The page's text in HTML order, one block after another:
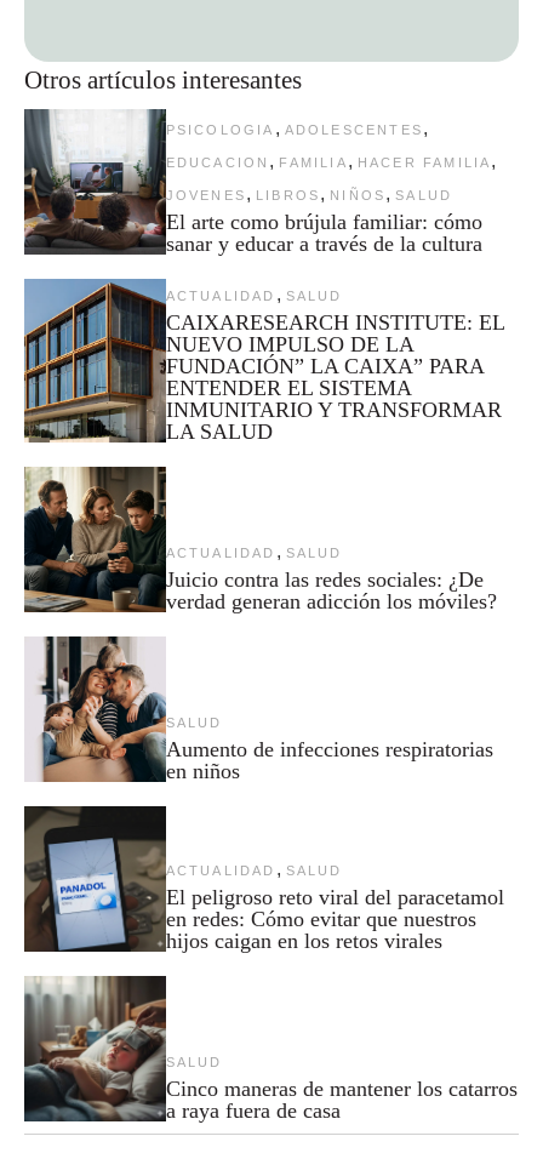
Otros artículos interesantes
PSICOLOGIA , ADOLESCENTES ,
EDUCACION , FAMILIA , HACER FAMILIA ,
JOVENES , LIBROS , NIÑOS , SALUD
El arte como brújula familiar: cómo
sanar y educar a través de la cultura
ACTUALIDAD , SALUD
CAIXARESEARCH INSTITUTE: EL
NUEVO IMPULSO DE LA
FUNDACIÓN” LA CAIXA” PARA
ENTENDER EL SISTEMA
INMUNITARIO Y TRANSFORMAR
LA SALUD
ACTUALIDAD , SALUD
Juicio contra las redes sociales: ¿De
verdad generan adicción los móviles?
SALUD
Aumento de infecciones respiratorias
en niños
ACTUALIDAD , SALUD
El peligroso reto viral del paracetamol
en redes: Cómo evitar que nuestros
hijos caigan en los retos virales
SALUD
Cinco maneras de mantener los catarros
a raya fuera de casa